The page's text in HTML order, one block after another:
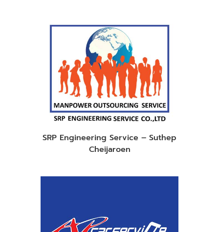
SRP Engineering Service – Suthep
Cheijaroen